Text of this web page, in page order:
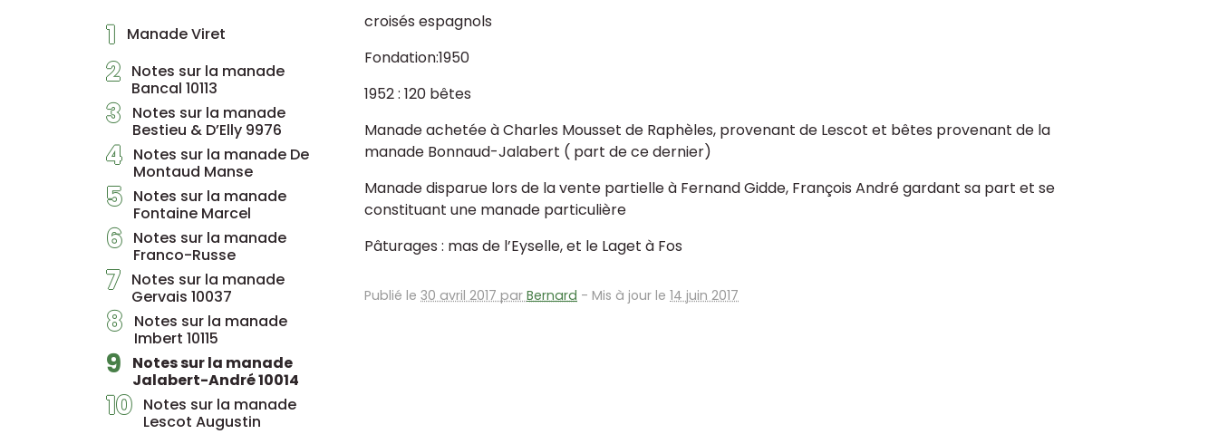
1 Manade Viret
2 Notes sur la manade
Bancal 10113
3
Notes sur la manade
Bestieu & D’Elly 9976
4 Notes sur la manade De
Montaud Manse
5 Notes sur la manade
Fontaine Marcel
6 Notes sur la manade
Franco-Russe
7 Notes sur la manade
Gervais 10037
8
Notes sur la manade
Imbert 10115
9
Notes sur la manade
Jalabert-André 10014
10 Notes sur la manade
Lescot Augustin
croisés espagnols
Fondation:1950
1952 : 120 bêtes
Manade achetée à Charles Mousset de Raphèles, provenant de Lescot et bêtes provenant de la
manade Bonnaud-Jalabert ( part de ce dernier)
Manade disparue lors de la vente partielle à Fernand Gidde, François André gardant sa part et se
constituant une manade particulière
Pâturages : mas de l’Eyselle, et le Laget à Fos
Publié le 30 avril 2017 par Bernard - Mis à jour le 14 juin 2017